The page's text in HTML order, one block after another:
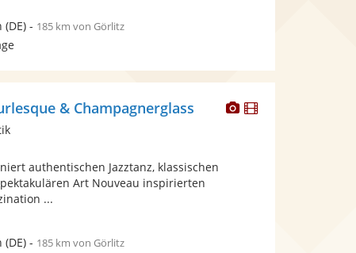
(DE)- 185 km von Görlitz
DieserDieser
& Champagnerglass
authentischen Jazztanz, klassischen
Art Nouveau inspirierten
...
(DE)- 185 km von Görlitz